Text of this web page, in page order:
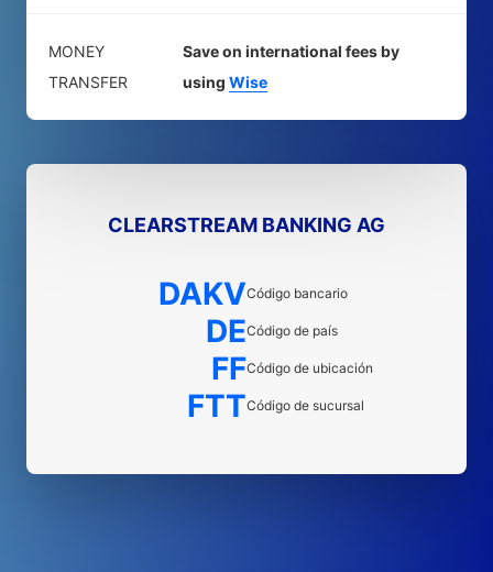
MONEY
TRANSFER
Save on international fees by
using Wise
CLEARSTREAM BANKING AG
DAKVCódigo bancario
DECódigo de país
FFCódigo de ubicación
FTTCódigo de sucursal